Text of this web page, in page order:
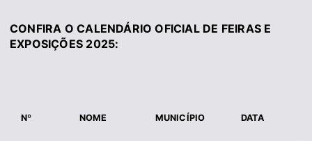
CONFIRA O CALENDÁRIO OFICIAL DE FEIRAS E
EXPOSIÇÕES 2025:
Nº NOME MUNICÍPIO DATA